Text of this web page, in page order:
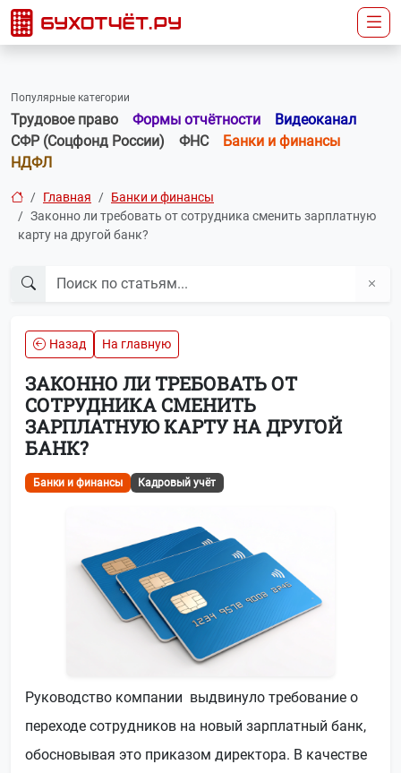
Популярные категории
Трудовое право Формы отчётности
Видеоканал
СФР (Соцфонд России)
ФНС
Банки и финансы
НДФЛ
Главная
Банки и финансы
Законно ли требовать от сотрудника сменить зарплатную
карту на другой банк?
Назад На главную
ЗАКОННО ЛИ ТРЕБОВАТЬ ОТ
СОТРУДНИКА СМЕНИТЬ
ЗАРПЛАТНУЮ КАРТУ НА ДРУГОЙ
БАНК?
Банки и финансы Кадровый учёт
Руководство компании выдвинуло требование о
переходе сотрудников на новый зарплатный банк,
обосновывая это приказом директора. В качестве